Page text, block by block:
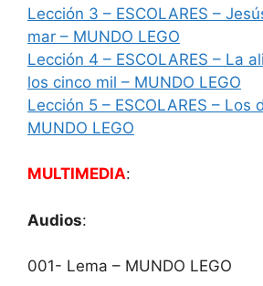
Lección 3 – ESCOLARES –
mar – MUNDO LEGO
Lección 4 – ESCOLARES – La
los cinco mil – MUNDO LEGO
Lección 5 – ESCOLARES – Los
MUNDO LEGO
MULTIMEDIA:
Audios:
001- Lema – MUNDO LEGO